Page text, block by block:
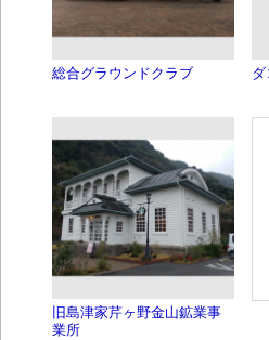
総合グラウンドクラブ ダ
旧島津家芹ヶ野金山鉱業事
業所